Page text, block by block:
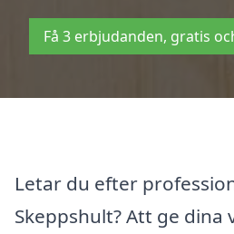
Få 3 erbjudanden, gratis
Letar du efter
Skeppshult? Att ge